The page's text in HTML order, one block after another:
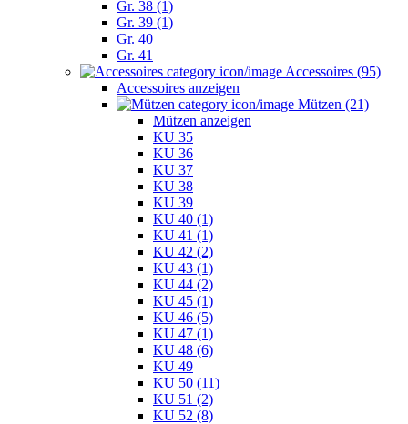
Gr. 38 (1)
Gr. 39 (1)
Gr. 40
Gr. 41
Accessoires (95)
Accessoires anzeigen
Mützen (21)
Mützen anzeigen
KU 35
KU 36
KU 37
KU 38
KU 39
KU 40 (1)
KU 41 (1)
KU 42 (2)
KU 43 (1)
KU 44 (2)
KU 45 (1)
KU 46 (5)
KU 47 (1)
KU 48 (6)
KU 49
KU 50 (11)
KU 51 (2)
KU 52 (8)